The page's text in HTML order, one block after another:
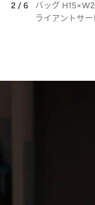
2 / 6
バッグ
ライアントサー